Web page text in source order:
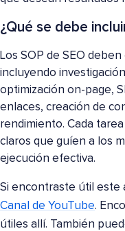
¿Qué se debe
Los SOP de SEO
incluyendo
optimización on-page,
enlaces, creación de
rendimiento. Cada
claros que guíen a los
ejecución efectiva.
Si encontraste útil este
Canal de YouTube.
útiles allí. También